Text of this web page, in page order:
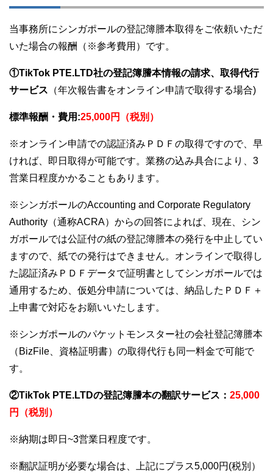
当事務所にシンガポールの登記簿謄本取得をご依頼いただ
いた場合の報酬（※参考費用）です。
①TikTok PTE.LTD社の登記簿謄本情報の請求、取得代行
サービス （年次報告書をオンライン申請で取得する場合)
標準報酬・費用:25,000円（税別）
※オンライン申請での認証済みＰＤＦの取得ですので、早
ければ、即日取得が可能です。業務の込み具合により、3
営業日程度かかることもあります。
※シンガポールのAccounting and Corporate Regulatory
Authority（通称ACRA）からの回答によれば、現在、シン
ガポールでは公証付の紙の登記簿謄本の発行を中止してい
ますので、紙での発行はできません。オンラインで取得し
た認証済みＰＤＦデータで証明書としてシンガポールでは
通用するため、仮処分申請については、納品したＰＤＦ＋
上申書で対応をお願いいたします。
※シンガポールのパケットモンスター社の会社登記簿謄本
（BizFile、資格証明書）の取得代行も同一料金で可能で
す。
②TikTok PTE.LTDの登記簿謄本の翻訳サービス： 25,000
円（税別）
※納期は即日~3営業日程度です。
※翻訳証明が必要な場合は、上記にプラス5,000円(税別）